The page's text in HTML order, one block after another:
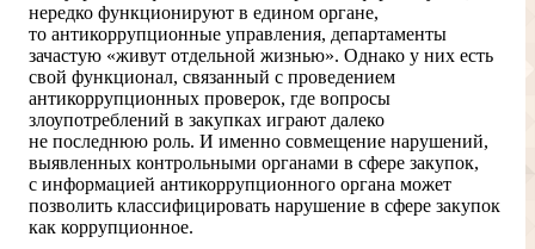
нередко функционируют в едином органе,
то антикоррупционные управления, департаменты
зачастую «живут отдельной жизнью». Однако у них есть
свой функционал, связанный с проведением
антикоррупционных проверок, где вопросы
злоупотреблений в закупках играют далеко
не последнюю роль. И именно совмещение нарушений,
выявленных контрольными органами в сфере закупок,
с информацией антикоррупционного органа может
позволить классифицировать нарушение в сфере закупок
как коррупционное.